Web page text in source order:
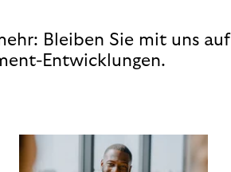
Bleiben Sie mit uns
Entwicklungen.